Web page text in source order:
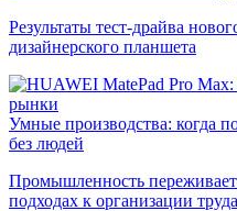
Результаты тест-драйва
дизайнерского планшета
рынки
Умные производства: когда
без людей
Промышленность
подходах к организации труда